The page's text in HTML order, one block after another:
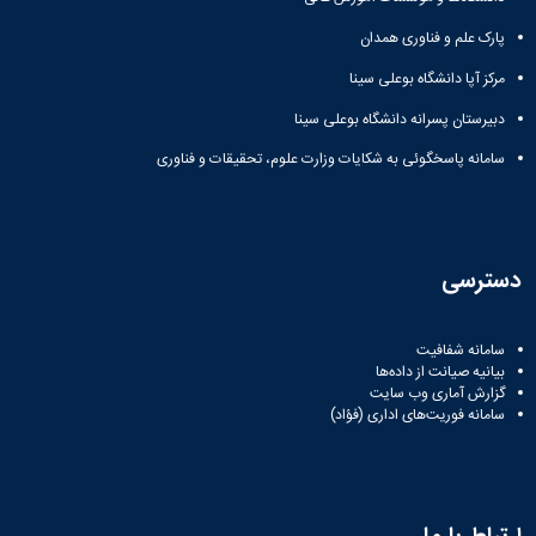
پارک علم و فناوری همدان
مرکز آپا دانشگاه بوعلی سینا
دبیرستان پسرانه دانشگاه بوعلی سینا
سامانه پاسخگوئی به شکایات وزارت علوم، تحقیقات و فناوری
دسترسی
سامانه شفافیت
بیانیه صیانت از داده‌ها
گزارش آماری وب‌ سایت
سامانه فوریت‌های اداری (فؤاد)